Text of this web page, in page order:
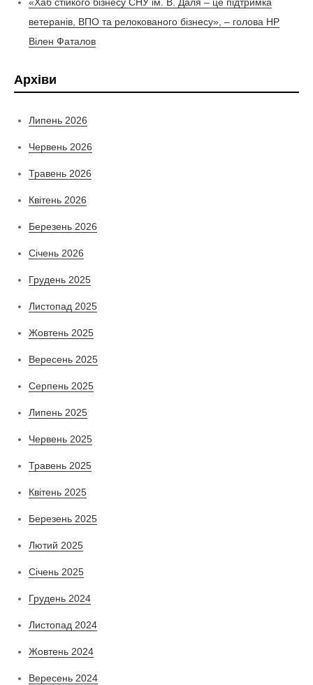
«Хаб стійкого бізнесу СНУ ім. В. Даля – це підтримка
ветеранів, ВПО та релокованого бізнесу», – голова НР
Вілен Фаталов
Архіви
Липень 2026
Червень 2026
Травень 2026
Квітень 2026
Березень 2026
Січень 2026
Грудень 2025
Листопад 2025
Жовтень 2025
Вересень 2025
Серпень 2025
Липень 2025
Червень 2025
Травень 2025
Квітень 2025
Березень 2025
Лютий 2025
Січень 2025
Грудень 2024
Листопад 2024
Жовтень 2024
Вересень 2024